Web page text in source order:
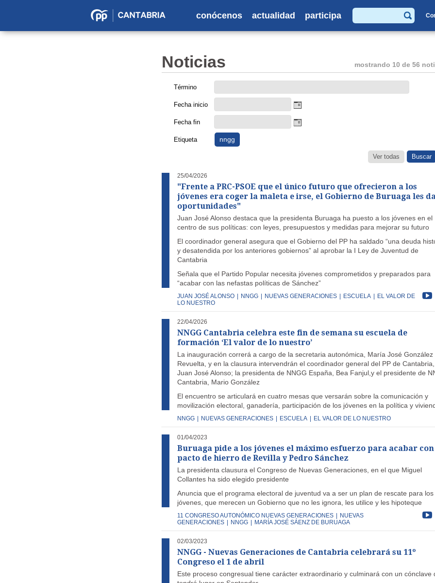
Partido
conócenos actualidad participa
Buscar
Noticias mostrando 10 de 56
Término
Fecha inicio
Fecha fin
Etiqueta nngg
Ver todas
25/04/2026
"Frente a PRC-PSOE que el único futuro que ofrecieron a los
jóvenes era coger la maleta e irse, el Gobierno de Buruaga les
oportunidades"
Juan José Alonso destaca que la presidenta Buruaga ha puesto a los jóvenes en el
centro de sus políticas: con leyes, presupuestos y medidas para mejorar su futuro
El coordinador general asegura que el Gobierno del PP ha saldado “una deuda
y desatendida por los anteriores gobiernos” al aprobar la I Ley de Juventud de
Cantabria
Señala que el Partido Popular necesita jóvenes comprometidos y preparados para
“acabar con las nefastas políticas de Sánchez”
JUAN JOSÉ ALONSO NNGG NUEVAS GENERACIONES ESCUELA
EL VALOR DE
LO NUESTRO
22/04/2026
NNGG Cantabria celebra este fin de semana su escuela de
formación ‘El valor de lo nuestro’
La inauguración correrá a cargo de la secretaria autonómica, María José González
Revuelta, y en la clausura intervendrán el coordinador general del PP de Cantabria,
Juan José Alonso; la presidenta de NNGG España, Bea Fanjul,y el presidente de
Cantabria, Mario González
El encuentro se articulará en cuatro mesas que versarán sobre la comunicación y
movilización electoral, ganadería, participación de los jóvenes en la política y
NNGG NUEVAS GENERACIONES ESCUELA EL VALOR DE LO NUESTRO
01/04/2023
Buruaga pide a los jóvenes el máximo esfuerzo para acabar
pacto de hierro de Revilla y Pedro Sánchez
La presidenta clausura el Congreso de Nuevas Generaciones, en el que Miguel
Collantes ha sido elegido presidente
Anuncia que el programa electoral de juventud va a ser un plan de rescate para los
jóvenes, que merecen un Gobierno que no les ignora, les utilice y les hipoteque
11 CONGRESO AUTONÓMICO NUEVAS GENERACIONES
NUEVAS
GENERACIONES
NNGG MARÍA JOSÉ SÁENZ DE BURUAGA
02/03/2023
NNGG - Nuevas Generaciones de Cantabria celebrará su 11º
Congreso el 1 de abril
Este proceso congresual tiene carácter extraordinario y culminará con un cónclave